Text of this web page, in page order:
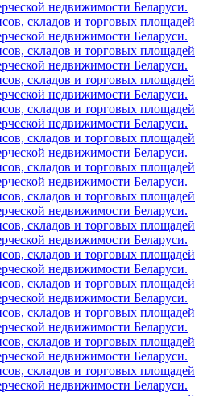
недвижимости Беларуси.
складов и торговых площадей
недвижимости Беларуси.
складов и торговых площадей
недвижимости Беларуси.
складов и торговых площадей
недвижимости Беларуси.
складов и торговых площадей
недвижимости Беларуси.
складов и торговых площадей
недвижимости Беларуси.
складов и торговых площадей
недвижимости Беларуси.
складов и торговых площадей
недвижимости Беларуси.
складов и торговых площадей
недвижимости Беларуси.
складов и торговых площадей
недвижимости Беларуси.
складов и торговых площадей
недвижимости Беларуси.
складов и торговых площадей
недвижимости Беларуси.
складов и торговых площадей
недвижимости Беларуси.
складов и торговых площадей
недвижимости Беларуси.